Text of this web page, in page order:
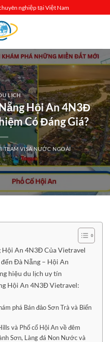
nghiệp tại Việt Nam
LỊCH
Hội An 4N3Đ
Có Đáng Giá?
TEAM VISA NƯỚC NGOÀI
Hội An 4N3Đ Của Vietravel
Đà Nẵng – Hội An
hiệu du lịch uy tín
Hội An 4N3Đ Vietravel:
phá Bán đảo Sơn Trà và Biển
và Phố cổ Hội An về đêm
Sơn, Làng đá Non Nước và